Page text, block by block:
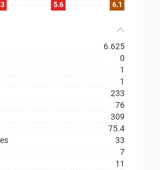
5.6 6.1
6.625
0
1
1
233
76
309
75.4
33
7
11